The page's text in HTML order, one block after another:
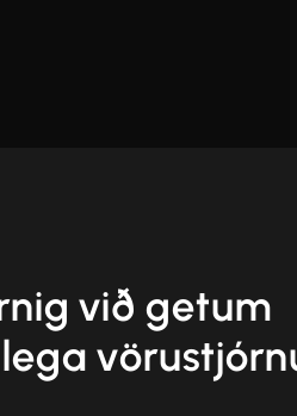
við getum